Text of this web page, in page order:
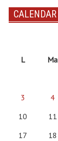
CALENDAR
L
Ma
3
4
10
11
17
18